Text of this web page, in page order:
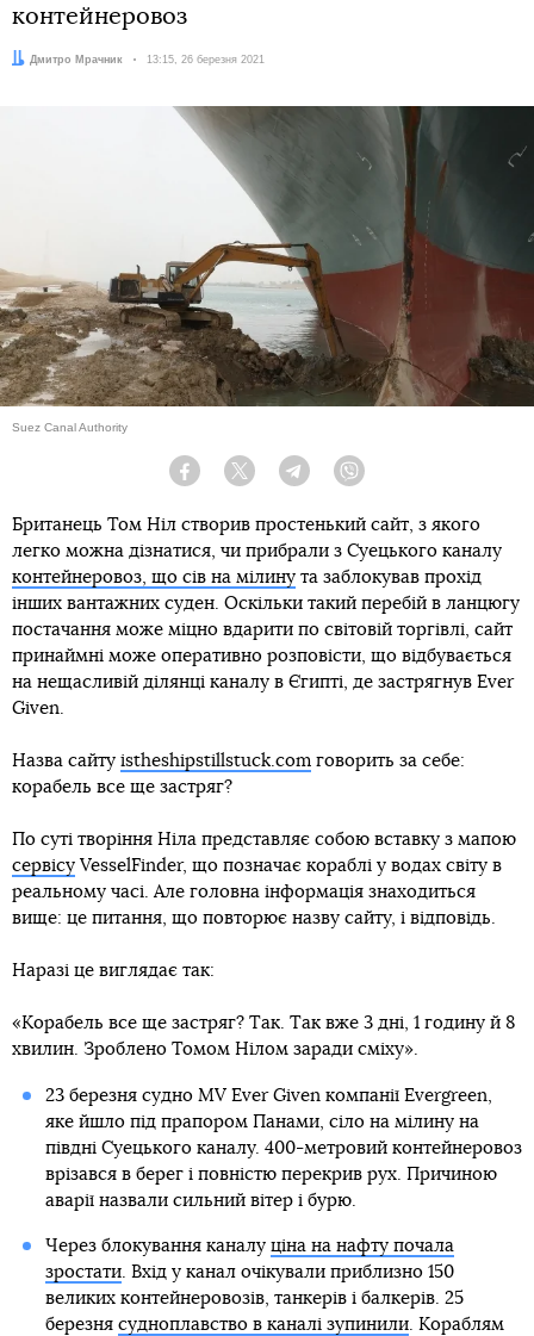
контейнеровоз
Автор:
Дмитро Мрачник Дата:
13:15, 26 березня 2021
Suez Canal Authority
Facebook Twitter Telegram
Британець Том Ніл створив простенький сайт, з якого
легко можна дізнатися, чи прибрали з Суецького каналу
контейнеровоз, що сів на мілину та заблокував прохід
інших вантажних суден. Оскільки такий перебій в ланцюгу
постачання може міцно вдарити по світовій торгівлі, сайт
принаймні може оперативно розповісти, що відбувається
на нещасливій ділянці каналу в Єгипті, де застрягнув Ever
Given.
Назва сайту istheshipstillstuck.com говорить за себе:
корабель все ще застряг?
По суті творіння Ніла представляє собою вставку з мапою
сервісу VesselFinder, що позначає кораблі у водах світу в
реальному часі. Але головна інформація знаходиться
вище: це питання, що повторює назву сайту, і відповідь.
Наразі це виглядає так:
«Корабель все ще застряг? Так. Так вже 3 дні, 1 годину й 8
хвилин. Зроблено Томом Нілом заради сміху».
23 березня судно MV Ever Given компанії Evergreen,
яке йшло під прапором Панами, сіло на мілину на
півдні Суецького каналу. 400-метровий контейнеровоз
врізався в берег і повністю перекрив рух. Причиною
аварії назвали сильний вітер і бурю.
Через блокування каналу ціна на нафту почала
зростати. Вхід у канал очікували приблизно 150
великих контейнеровозів, танкерів і балкерів. 25
березня судноплавство в каналі зупинили. Кораблям